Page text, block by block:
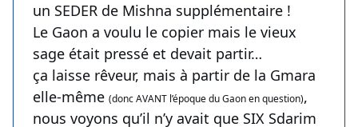
un SEDER de Mishna supplémentaire !
Le Gaon a voulu le copier mais le vieux
sage était pressé et devait partir…
ça laisse rêveur, mais à partir de la Gmara
elle-même (donc AVANT l’époque du Gaon en question),
nous voyons qu’il n’y avait que SIX Sdarim